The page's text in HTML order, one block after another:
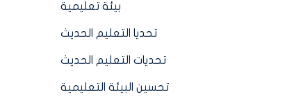
بيئة تعليمية
تحديا التعليم الحديث
تحديات التعليم الحديث
تحسين البيئة التعليمية